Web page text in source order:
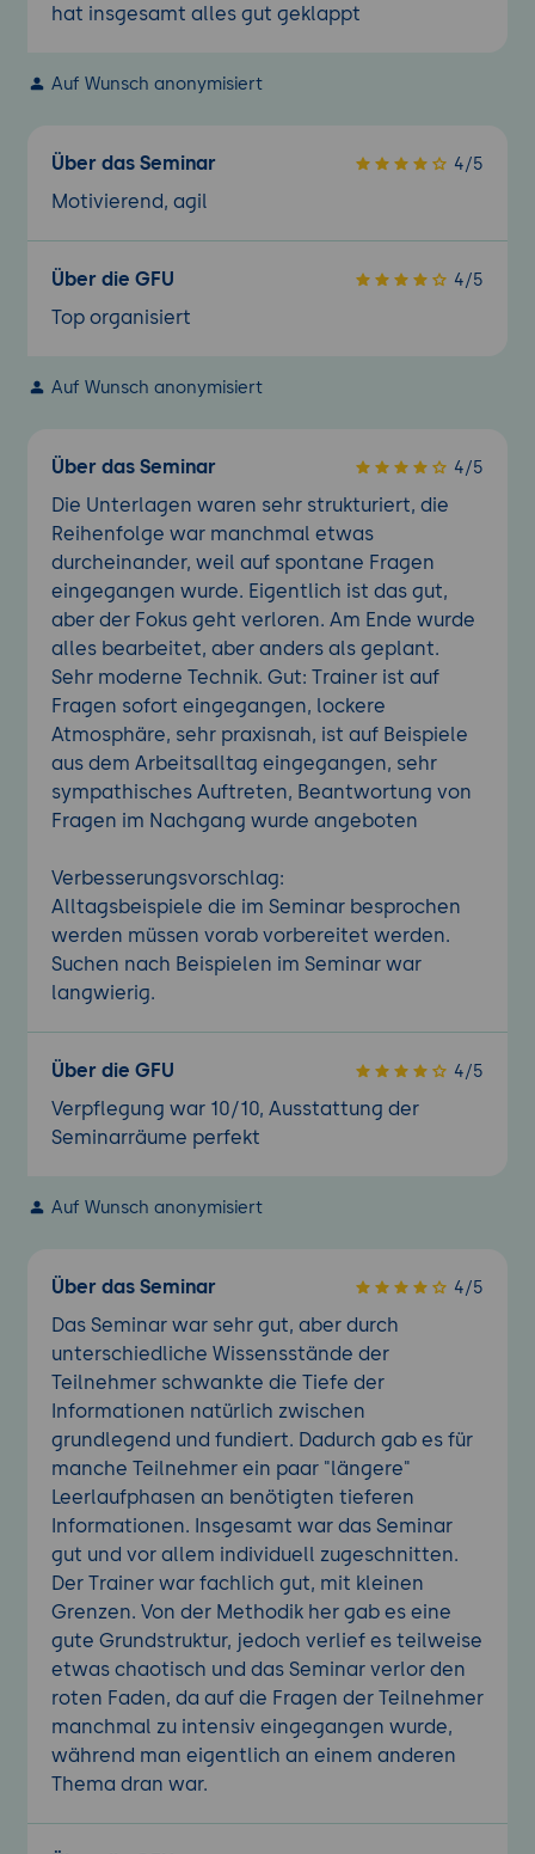
hat insgesamt alles gut geklappt
Auf Wunsch anonymisiert
Über das Seminar 4/5
Motivierend, agil
Über die GFU 4/5
Top organisiert
Auf Wunsch anonymisiert
Über das Seminar 4/5
Die Unterlagen waren sehr strukturiert, die
Reihenfolge war manchmal etwas
durcheinander, weil auf spontane Fragen
eingegangen wurde. Eigentlich ist das gut,
aber der Fokus geht verloren. Am Ende wurde
alles bearbeitet, aber anders als geplant.
Sehr moderne Technik. Gut: Trainer ist auf
Fragen sofort eingegangen, lockere
Atmosphäre, sehr praxisnah, ist auf Beispiele
aus dem Arbeitsalltag eingegangen, sehr
sympathisches Auftreten, Beantwortung von
Fragen im Nachgang wurde angeboten
Verbesserungsvorschlag:
Alltagsbeispiele die im Seminar besprochen
werden müssen vorab vorbereitet werden.
Suchen nach Beispielen im Seminar war
langwierig.
Über die GFU 4/5
Verpflegung war 10/10, Ausstattung der
Seminarräume perfekt
Auf Wunsch anonymisiert
Über das Seminar 4/5
Das Seminar war sehr gut, aber durch
unterschiedliche Wissensstände der
Teilnehmer schwankte die Tiefe der
Informationen natürlich zwischen
grundlegend und fundiert. Dadurch gab es für
manche Teilnehmer ein paar "längere"
Leerlaufphasen an benötigten tieferen
Informationen. Insgesamt war das Seminar
gut und vor allem individuell zugeschnitten.
Der Trainer war fachlich gut, mit kleinen
Grenzen. Von der Methodik her gab es eine
gute Grundstruktur, jedoch verlief es teilweise
etwas chaotisch und das Seminar verlor den
roten Faden, da auf die Fragen der Teilnehmer
manchmal zu intensiv eingegangen wurde,
während man eigentlich an einem anderen
Thema dran war.